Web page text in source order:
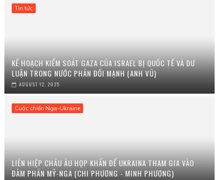
Tin tức
KẾ HOẠCH KIỂM SOÁT GAZA CỦA ISRAEL BỊ QUỐC TẾ VÀ DƯ
LUẬN TRONG NƯỚC PHẢN ĐỐI MẠNH (ANH VŨ)
AUGUST 12, 2025
Cuộc chiến Nga-Ukraine
LIÊN HIỆP CHÂU ÂU HỌP KHẨN ĐỂ UKRAINA THAM GIA VÀO
ĐÀM PHÁN MỸ-NGA (CHI PHƯƠNG - MINH PHƯƠNG)